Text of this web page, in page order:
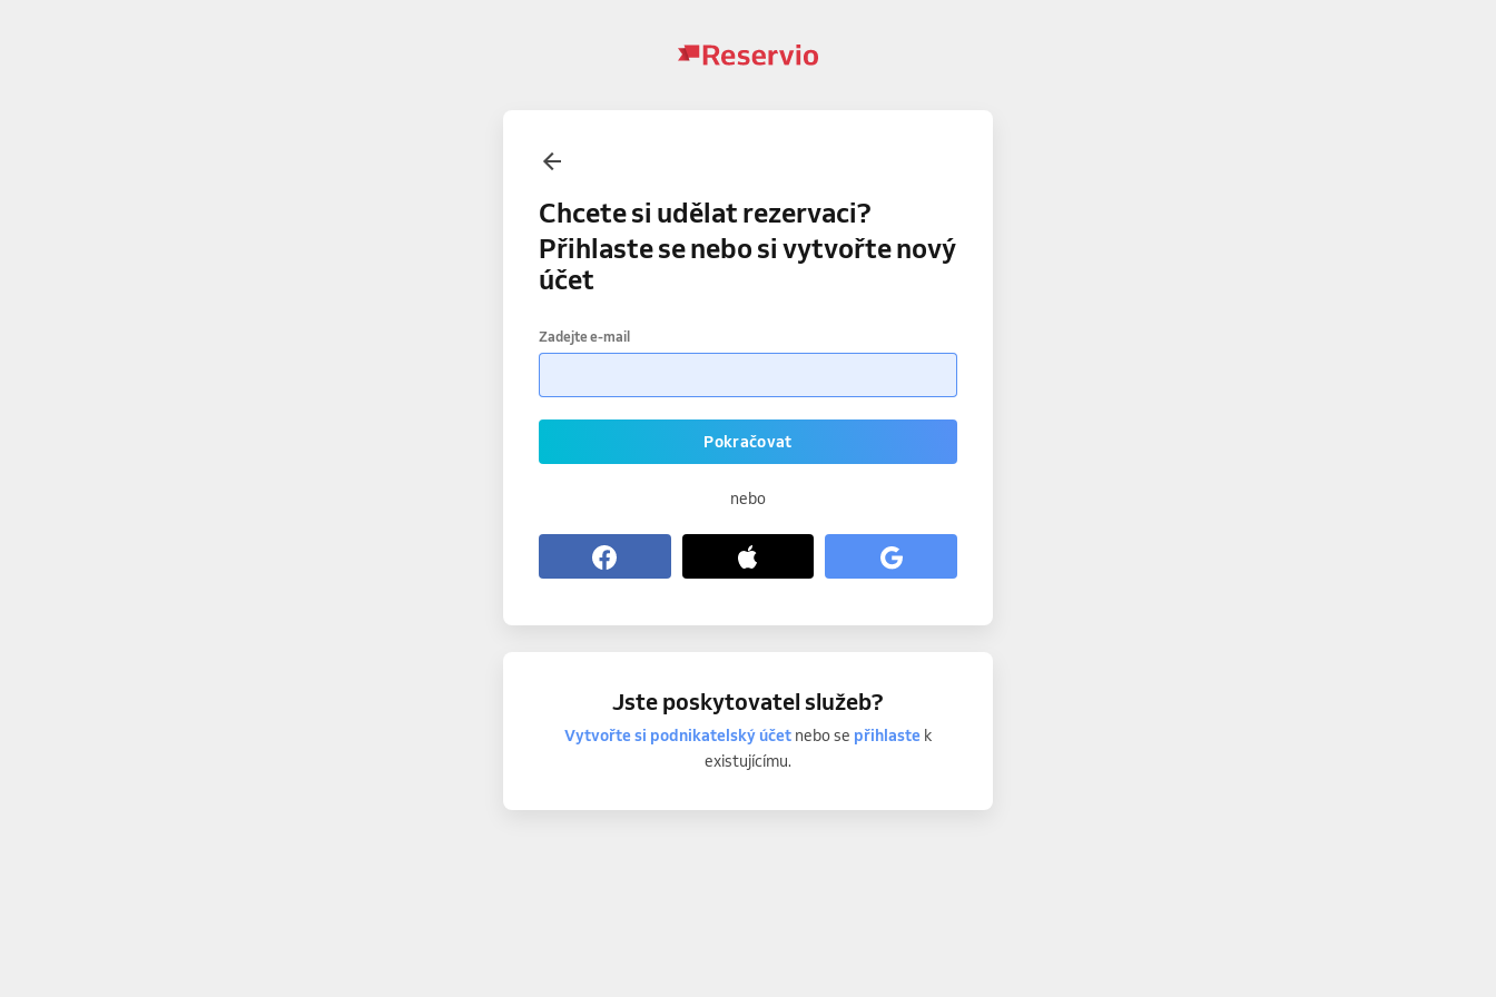
Chcete si udělat rezervaci?
Přihlaste se nebo si vytvořte nový
účet
Zadejte e-mail
Pokračovat
nebo
Jste poskytovatel služeb?
Vytvořte si podnikatelský účetnebo se přihlastek
existujícímu.